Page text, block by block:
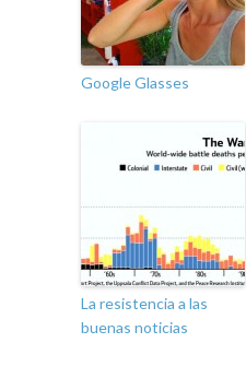
Google Glasses
La resistencia a las
buenas noticias